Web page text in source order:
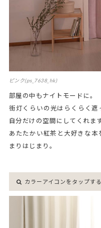
ピンク(ps_7638_hk)
部屋の中もナイトモードに。
街灯くらいの光はらくらく遮
自分だけの空間にしてくれます
あたたかい紅茶と大好きな
まりはじまり。
カラーアイコンをタップす